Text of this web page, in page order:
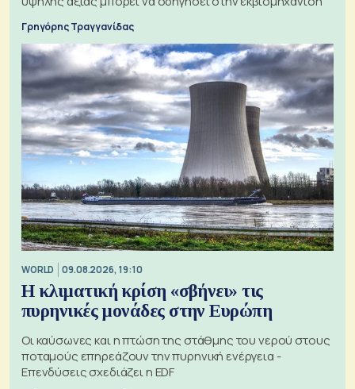
Γρηγόρης Τραγγανίδας
WORLD 09.08.2026, 19:10
Η κλιματική κρίση «σβήνει» τις
πυρηνικές μονάδες στην Ευρώπη
Οι καύσωνες και η πτώση της στάθμης του νερού στους
ποταμούς επηρεάζουν την πυρηνική ενέργεια -
Επενδύσεις σχεδιάζει η EDF